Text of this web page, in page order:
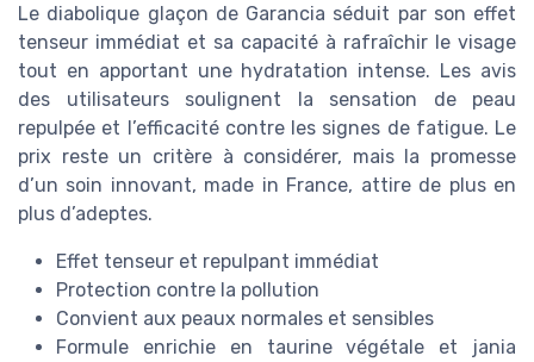
Le diabolique glaçon de Garancia séduit par son effet
tenseur immédiat et sa capacité à rafraîchir le visage
tout en apportant une hydratation intense. Les avis
des utilisateurs soulignent la sensation de peau
repulpée et l’efficacité contre les signes de fatigue. Le
prix reste un critère à considérer, mais la promesse
d’un soin innovant, made in France, attire de plus en
plus d’adeptes.
Effet tenseur et repulpant immédiat
Protection contre la pollution
Convient aux peaux normales et sensibles
Formule enrichie en taurine végétale et jania